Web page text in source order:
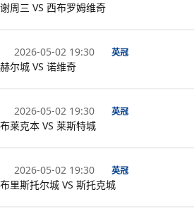
谢周三 VS 西布罗姆维奇
2026-05-02 19:30 英冠
赫尔城 VS 诺维奇
2026-05-02 19:30 英冠
布莱克本 VS 莱斯特城
2026-05-02 19:30 英冠
布里斯托尔城 VS 斯托克城